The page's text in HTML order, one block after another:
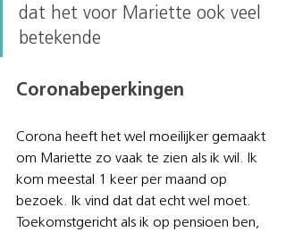
dat het voor Mariette ook veel
betekende
Coronabeperkingen
Corona heeft het wel moeilijker gemaakt
om Mariette zo vaak te zien als ik wil. Ik
kom meestal 1 keer per maand op
bezoek. Ik vind dat dat echt wel moet.
Toekomstgericht als ik op pensioen ben,